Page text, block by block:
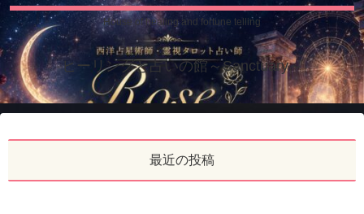
House of healing and fortune telling
ヒーリングと占いの館～Sanctuary～
最近の投稿